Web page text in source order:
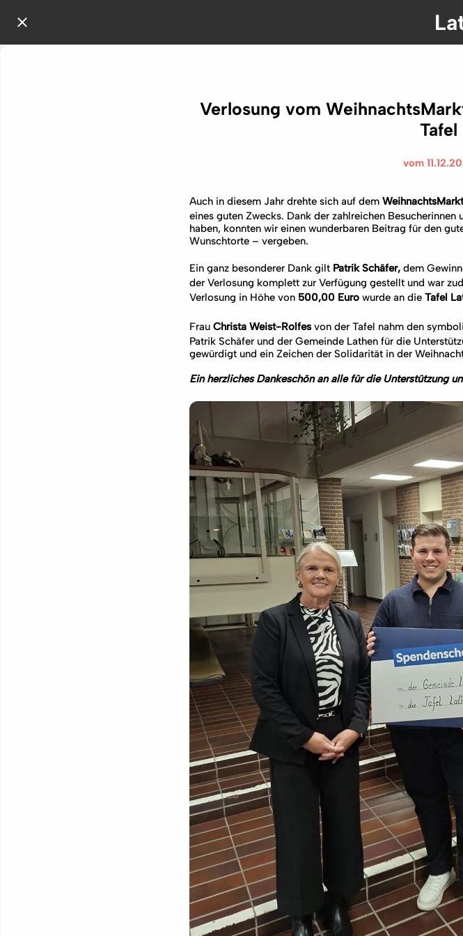
Verlosung vom
Tafel
vom
Auch in diesem Jahr drehte sich auf dem
eines guten Zwecks. Dank der zahlreichen
haben, konnten wir einen wunderbaren Beitrag für den
Wunschtorte – vergeben.
Ein ganz besonderer Dank gilt Patrik Schäfer, dem
der Verlosung komplett zur Verfügung gestellt und war
Verlosung in Höhe von 500,00 Euro wurde an die Tafel
Frau Christa Weist-Rolfesvon der Tafel nahm den
Patrik Schäfer und der Gemeinde Lathen für die
gewürdigt und ein Zeichen der Solidarität in der
Ein herzliches Dankeschön an alle für die Unterstützung